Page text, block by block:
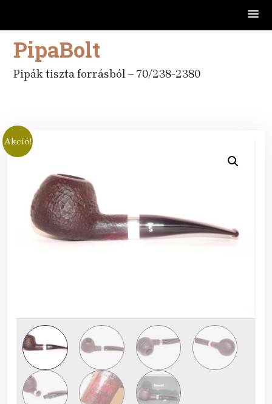
Skip
content
PipaBolt
Pipák tiszta forrásból – 70/238-2380
Akció!